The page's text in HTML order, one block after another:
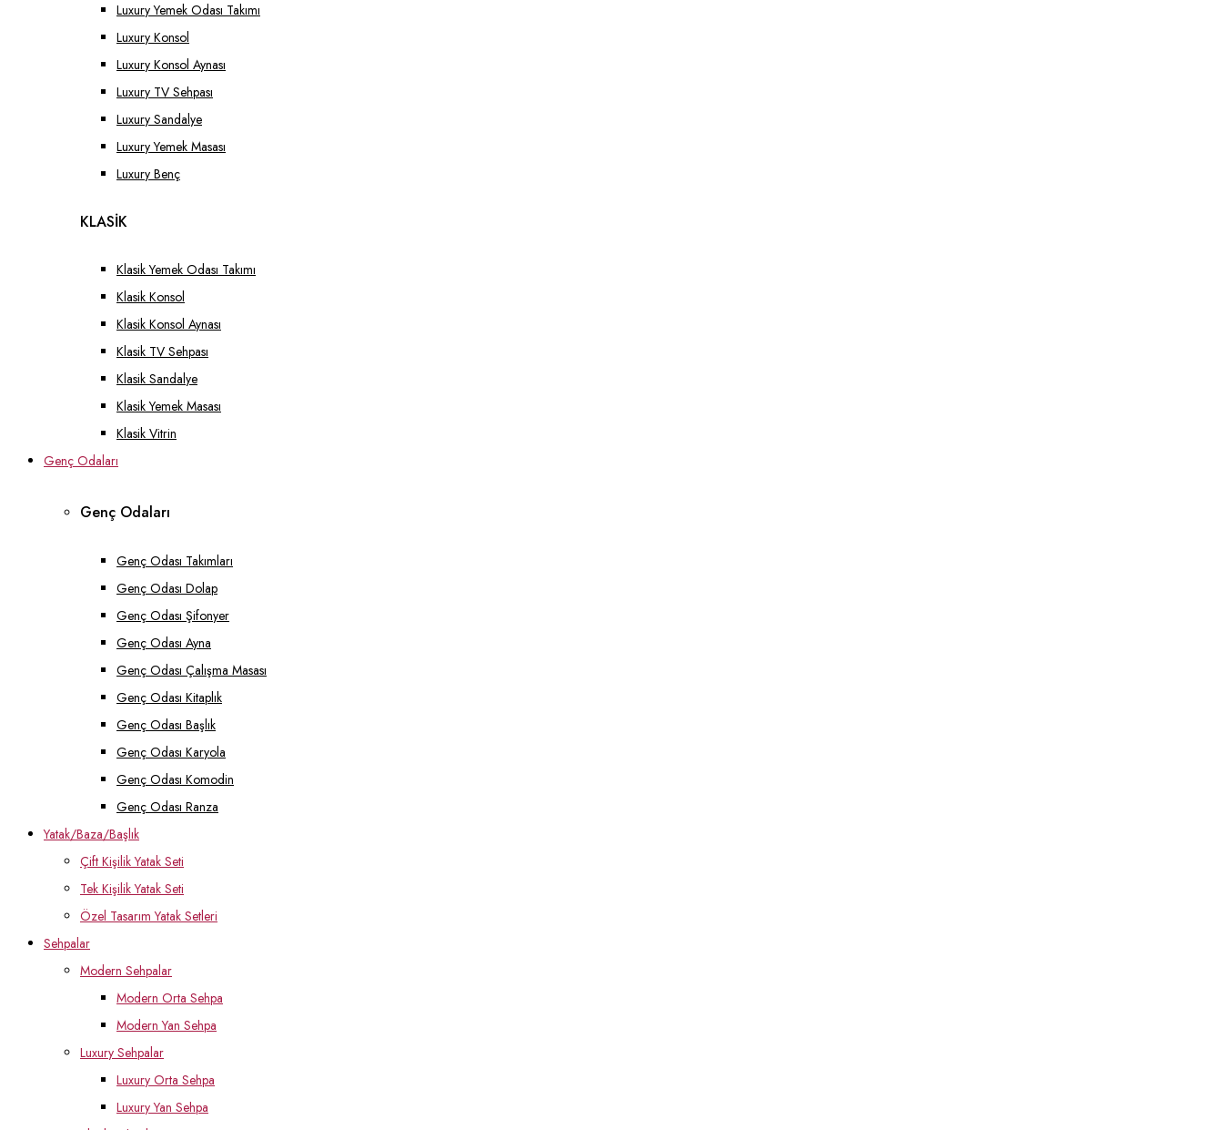
Luxury Yemek Odası Takımı
Luxury Konsol
Luxury Konsol Aynası
Luxury TV Sehpası
Luxury Sandalye
Luxury Yemek Masası
Luxury Benç
KLASİK
Klasik Yemek Odası Takımı
Klasik Konsol
Klasik Konsol Aynası
Klasik TV Sehpası
Klasik Sandalye
Klasik Yemek Masası
Klasik Vitrin
Genç Odaları
Genç Odaları
Genç Odası Takımları
Genç Odası Dolap
Genç Odası Şifonyer
Genç Odası Ayna
Genç Odası Çalışma Masası
Genç Odası Kitaplık
Genç Odası Başlık
Genç Odası Karyola
Genç Odası Komodin
Genç Odası Ranza
Yatak/Baza/Başlık
Çift Kişilik Yatak Seti
Tek Kişilik Yatak Seti
Özel Tasarım Yatak Setleri
Sehpalar
Modern Sehpalar
Modern Orta Sehpa
Modern Yan Sehpa
Luxury Sehpalar
Luxury Orta Sehpa
Luxury Yan Sehpa